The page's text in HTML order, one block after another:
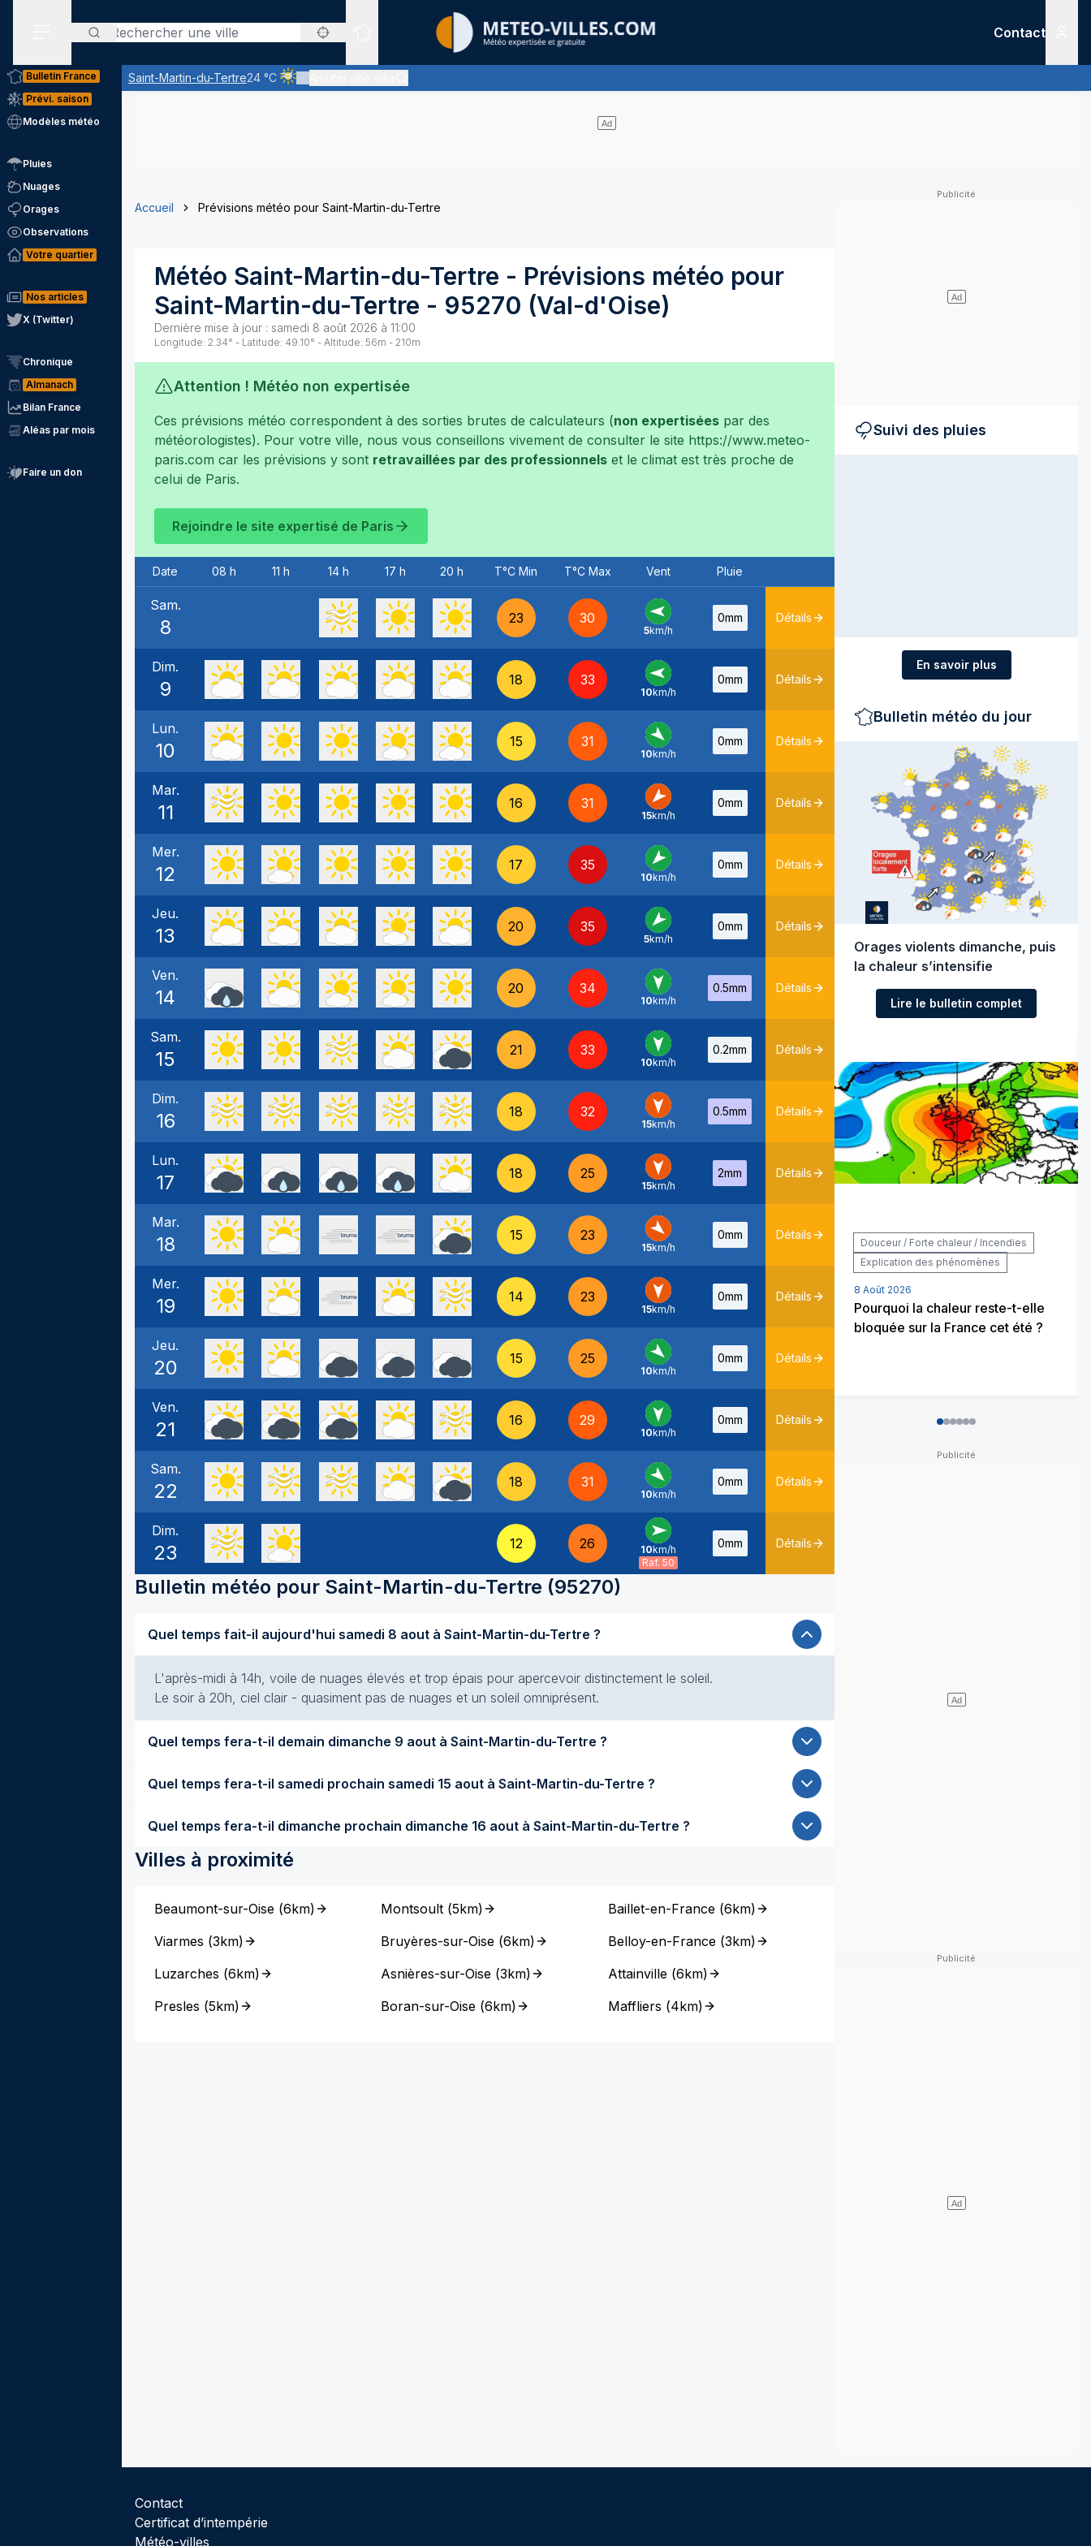
Rechercher
Sites expertis&eacute;s
Contact
Saint-Martin-du-Tertre24 °C
Ciel voilé par des nuages d'altitude, ternissant plus ou moins l'éclat du soleil
Bulletin France
Prévi. saison
Modèles météo
Pluies
Nuages
Orages
Observations
Votre quartier
Nos articles
X (Twitter)
Chronique
Almanach
Bilan France
Aléas par mois
Faire un don
Accueil Prévisions météo pour Saint-Martin-du-Tertre
Météo Saint-Martin-du-Tertre - Prévisions météo pour
Saint-Martin-du-Tertre - 95270 (Val-d'Oise)
Dernière mise à jour : samedi 8 août 2026 à 11:00
Longitude: 2.34° - Latitude: 49.10° - Altitude: 56m - 210m
Attention ! Météo non expertisée
Ces prévisions météo correspondent à des sorties brutes de calculateurs (non expertisées par des
météorologistes). Pour votre ville, nous vous conseillons vivement de consulter le site https://www.meteo-
paris.com car les prévisions y sont retravaillées par des professionnels et le climat est très proche de
celui de Paris.
Rejoindre le site expertisé de Paris
Date 08 h 11 h 14 h 17 h 20 h T°C Min T°C Max Vent Pluie
Sam.
8 23 30
E -
5km/h
0mm Détails
Dim.
9 18 33
E -
10km/h
0mm Détails
Lun.
10 15 31
NO -
10km/h
0mm Détails
Mar.
11 16 31
NE -
15km/h
0mm Détails
Mer.
12 17 35
NE -
10km/h
0mm Détails
Jeu.
13 20 35
NE
5km/h
0mm Détails
Ven.
14 20 34
N -
10km/h
0.5mm Détails
Sam.
15 21 33
N -
10km/h
0.2mm Détails
Dim.
16 18 32
N -
15km/h
0.5mm Détails
Lun.
17 18 25
N -
15km/h
2mm Détails
Mar.
18 15 23
NO
15km/h
0mm Détails
Mer.
19 14 23
N -
15km/h
0mm Détails
Jeu.
20 15 25
NO -
10km/h
0mm Détails
Ven.
21 16 29
N -
10km/h
0mm Détails
Sam.
22 18 31
NO -
10km/h
0mm Détails
Dim.
23 12 26
O -
10km/h
Raf. 50
0mm Détails
Bulletin météo pour Saint-Martin-du-Tertre (95270)
Quel temps fait-il aujourd'hui samedi 8 aout à Saint-Martin-du-Tertre ?
L'après-midi à 14h, voile de nuages élevés et trop épais pour apercevoir distinctement le soleil.
Le soir à 20h, ciel clair - quasiment pas de nuages et un soleil omniprésent.
Quel temps fera-t-il demain dimanche 9 aout à Saint-Martin-du-Tertre ?
Quel temps fera-t-il samedi prochain samedi 15 aout à Saint-Martin-du-Tertre ?
Quel temps fera-t-il dimanche prochain dimanche 16 aout à Saint-Martin-du-Tertre ?
Villes à proximité
Beaumont-sur-Oise (6km)
Viarmes (3km)
Luzarches (6km)
Presles (5km)
Montsoult (5km)
Bruyères-sur-Oise (6km)
Asnières-sur-Oise (3km)
Boran-sur-Oise (6km)
Baillet-en-France(6km)
Belloy-en-France(3km)
Attainville(6km)
Maffliers (4km)
Suivi des pluies
En savoir plus
Bulletin météo du jour
Orages violents dimanche, puis
la chaleur s’intensifie
Lire le bulletin complet
Douceur / Forte chaleur / Incendies
Explication des phénomènes
8 Août 2026
Pourquoi la chaleur reste-t-elle
bloquée sur la France cet été ?
Contact
Certificat d’intempérie
Météo-villes